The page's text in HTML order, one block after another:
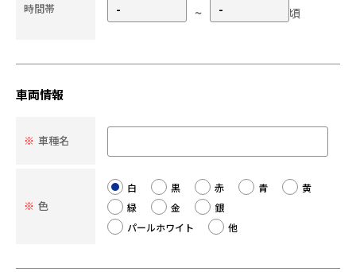
時間帯
~ 頃
車両情報
※ 車種名
※ 色
白 黒 赤 青
黄
緑
金
銀
パールホワイト
他